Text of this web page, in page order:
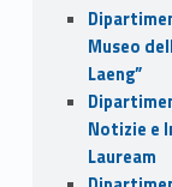
Museo
Laeng”
Notizie e
Lauream